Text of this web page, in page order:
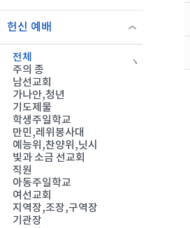
헌신 예배
전체
주의 종
남선교회
가나안,청년
기도제물
학생주일학교
만민,레위봉사대
예능위,찬양위,닛시
빛과 소금 선교회
직원
아동주일학교
여선교회
지역장,조장,구역장
기관장